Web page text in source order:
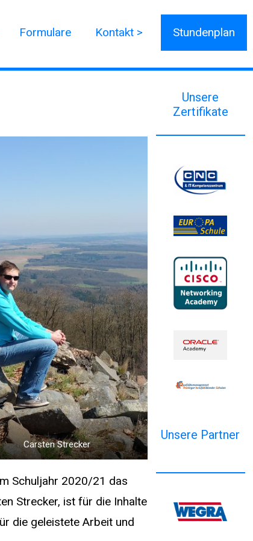
Formulare Kontakt > Stundenplan
Carsten Strecker
Schuljahr 2020/21 das
Strecker, ist für die Inhalte
die geleistete Arbeit und
Unsere
Zertifikate
Unsere Partner